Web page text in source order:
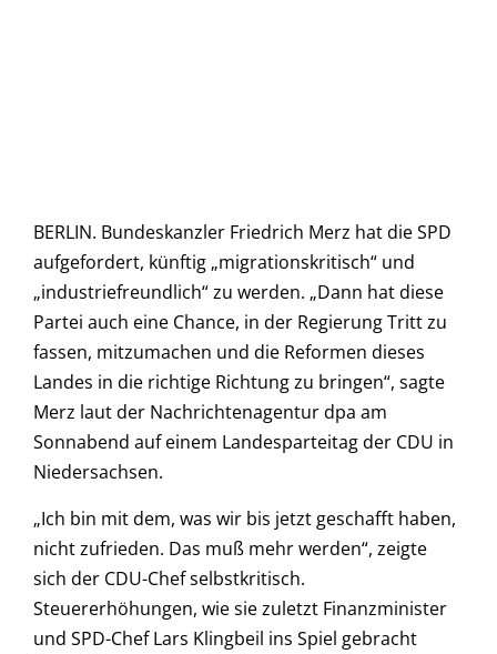
BERLIN. Bundeskanzler Friedrich Merz hat die SPD
aufgefordert, künftig „migrationskritisch“ und
„industriefreundlich“ zu werden. „Dann hat diese
Partei auch eine Chance, in der Regierung Tritt zu
fassen, mitzumachen und die Reformen dieses
Landes in die richtige Richtung zu bringen“, sagte
Merz laut der Nachrichtenagentur dpa am
Sonnabend auf einem Landesparteitag der CDU in
Niedersachsen.
„Ich bin mit dem, was wir bis jetzt geschafft haben,
nicht zufrieden. Das muß mehr werden“, zeigte
sich der CDU-Chef selbstkritisch.
Steuererhöhungen, wie sie zuletzt Finanzminister
und SPD-Chef Lars Klingbeil ins Spiel gebracht